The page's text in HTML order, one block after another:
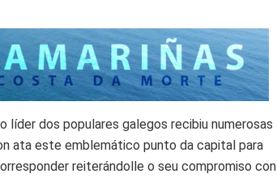
líder dos populares galegos recibiu numerosas
ata este emblemático punto da capital para
reiterándolle o seu compromiso con